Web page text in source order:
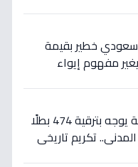
سعودي خطير بقيمة
يغير مفهوم إيواء
عاجل: وزير الداخلية يوجه بترقية 474 بطلًا
تكريم تاريخي